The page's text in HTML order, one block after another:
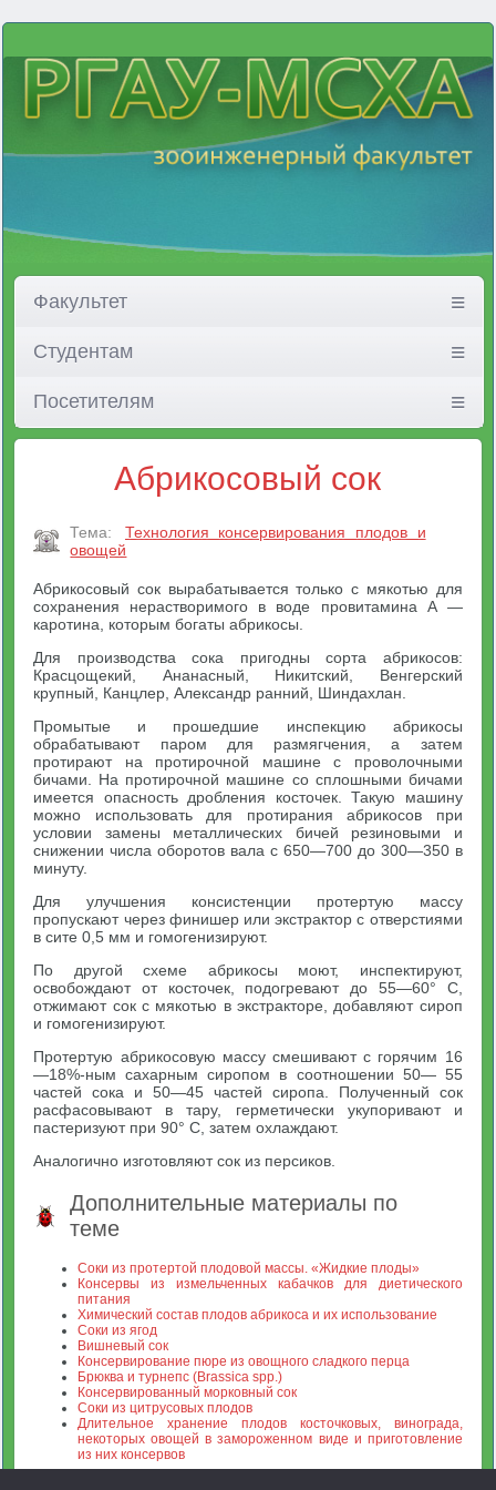
Факультет
Студентам
Посетителям
Абрикосовый сок
Тема:
Технология консервирования плодов и
овощей
Абрикосовый сок вырабатывается только с мякотью для
сохранения нерастворимого в воде провитамина А —
каротина, которым богаты абрикосы.
Для производства сока пригодны сорта абрикосов:
Красцощекий, Ананасный, Никитский, Венгерский
крупный, Канцлер, Александр ранний, Шиндахлан.
Промытые и прошедшие инспекцию абрикосы
обрабатывают паром для размягчения, а затем
протирают на протирочной машине с проволочными
бичами. На протирочной машине со сплошными бичами
имеется опасность дробления косточек. Такую машину
можно использовать для протирания абрикосов при
условии замены металлических бичей резиновыми и
снижении числа оборотов вала с 650—700 до 300—350 в
минуту.
Для улучшения консистенции протертую массу
пропускают через финишер или экстрактор с отверстиями
в сите 0,5 мм и гомогенизируют.
По другой схеме абрикосы моют, инспектируют,
освобождают от косточек, подогревают до 55—60° С,
отжимают сок с мякотью в экстракторе, добавляют сироп
и гомогенизируют.
Протертую абрикосовую массу смешивают с горячим 16
—18%-ным сахарным сиропом в соотношении 50— 55
частей сока и 50—45 частей сиропа. Полученный сок
расфасовывают в тару, герметически укупоривают и
пастеризуют при 90° С, затем охлаждают.
Аналогично изготовляют сок из персиков.
Дополнительные материалы по
теме
Соки из протертой плодовой массы. «Жидкие плоды»
Консервы из измельченных кабачков для диетического
питания
Химический состав плодов абрикоса и их использование
Соки из ягод
Вишневый сок
Консервирование пюре из овощного сладкого перца
Брюква и турнепс (Brassica spp.)
Консервированный морковный сок
Соки из цитрусовых плодов
Длительное хранение плодов косточковых, винограда,
некоторых овощей в замороженном виде и приготовление
из них консервов